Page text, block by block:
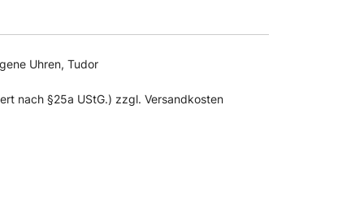
Uhren, Tudor
nach §25a UStG.) zzgl. Versandkosten